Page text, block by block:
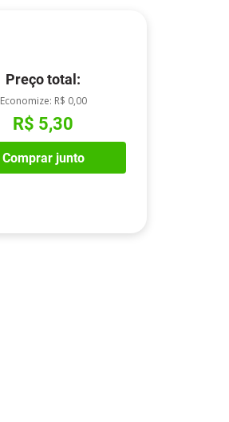
Preço total:
Economize: R$ 0,00
R$ 5,30
Comprar junto